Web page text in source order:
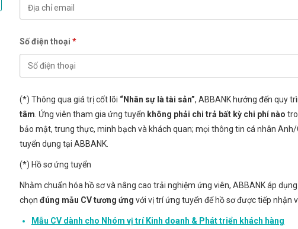
Số điện thoại *
(*) Thông qua giá trị cốt lõi “Nhân sự là tài sản”, ABBANK hướng đến quy
tâm . Ứng viên tham gia ứng tuyển không phải chi trả bất kỳ chi phí nào
bảo mật, trung thực, minh bạch và khách quan; mọi thông tin cá nhân
tuyển dụng tại ABBANK.
(*) Hồ sơ ứng tuyển
Nhằm chuẩn hóa hồ sơ và nâng cao trải nghiệm ứng viên, ABBANK áp dụng
chọn đúng mẫu CV tương ứng với vị trí ứng tuyển để hồ sơ được tiếp nhận
Mẫu CV dành cho Nhóm vị trí Kinh doanh & Phát triển khách hàng